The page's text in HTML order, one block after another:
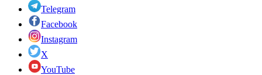
Telegram
Facebook
Instagram
X
YouTube